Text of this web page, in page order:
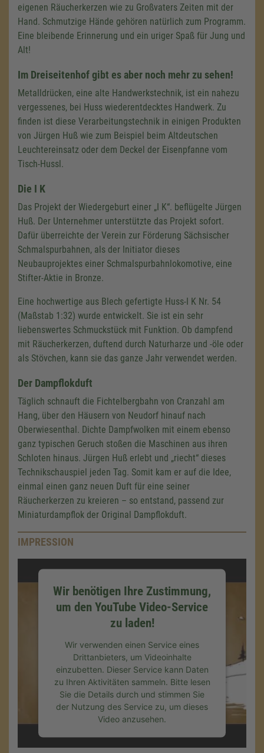
eigenen Räucherkerzen wie zu Großvaters Zeiten mit der
Hand. Schmutzige Hände gehören natürlich zum Programm.
Eine bleibende Erinnerung und ein uriger Spaß für Jung und
Alt!
Im Dreiseitenhof gibt es aber noch mehr zu sehen!
Metalldrücken, eine alte Handwerkstechnik, ist ein nahezu
vergessenes, bei Huss wiederentdecktes Handwerk. Zu
finden ist diese Verarbeitungstechnik in einigen Produkten
von Jürgen Huß wie zum Beispiel beim Altdeutschen
Leuchtereinsatz oder dem Deckel der Eisenpfanne vom
Tisch-Hussl.
Die I K
Das Projekt der Wiedergeburt einer „I K“. beflügelte Jürgen
Huß. Der Unternehmer unterstützte das Projekt sofort.
Dafür überreichte der Verein zur Förderung Sächsischer
Schmalspurbahnen, als der Initiator dieses
Neubauprojektes einer Schmalspurbahnlokomotive, eine
Stifter-Aktie in Bronze.
Eine hochwertige aus Blech gefertigte Huss-I K Nr. 54
(Maßstab 1:32) wurde entwickelt. Sie ist ein sehr
liebenswertes Schmuckstück mit Funktion. Ob dampfend
mit Räucherkerzen, duftend durch Naturharze und -öle oder
als Stövchen, kann sie das ganze Jahr verwendet werden.
Der Dampflokduft
Täglich schnauft die Fichtelbergbahn von Cranzahl am
Hang, über den Häusern von Neudorf hinauf nach
Oberwiesenthal. Dichte Dampfwolken mit einem ebenso
ganz typischen Geruch stoßen die Maschinen aus ihren
Schloten hinaus. Jürgen Huß erlebt und „riecht“ dieses
Technikschauspiel jeden Tag. Somit kam er auf die Idee,
einmal einen ganz neuen Duft für eine seiner
Räucherkerzen zu kreieren – so entstand, passend zur
Miniaturdampflok der Original Dampflokduft.
IMPRESSION
Wir benötigen Ihre Zustimmung,
um den YouTube Video-Service
zu laden!
Wir verwenden einen Service eines
Drittanbieters, um Videoinhalte
einzubetten. Dieser Service kann Daten
zu Ihren Aktivitäten sammeln. Bitte lesen
Sie die Details durch und stimmen Sie
der Nutzung des Service zu, um dieses
Video anzusehen.
Mehr Informationen